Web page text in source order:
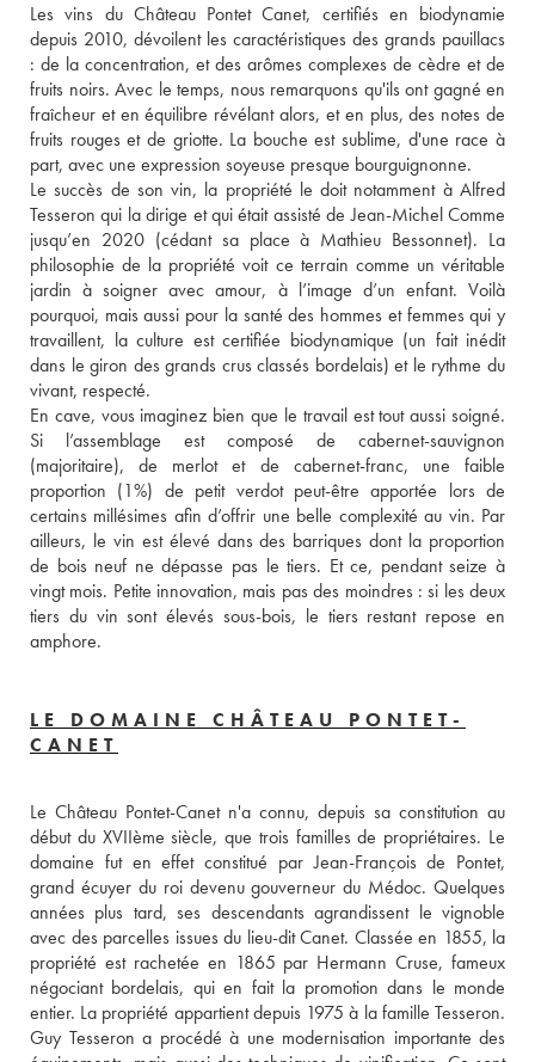
Les vins du Château Pontet Canet, certifiés en biodynamie
depuis 2010, dévoilent les caractéristiques des grands pauillacs
: de la concentration, et des arômes complexes de cèdre et de
fruits noirs. Avec le temps, nous remarquons qu'ils ont gagné en
fraîcheur et en équilibre révélant alors, et en plus, des notes de
fruits rouges et de griotte. La bouche est sublime, d'une race à
part, avec une expression soyeuse presque bourguignonne.
Le succès de son vin, la propriété le doit notamment à Alfred
Tesseron qui la dirige et qui était assisté de Jean-Michel Comme
jusqu’en 2020 (cédant sa place à Mathieu Bessonnet). La
philosophie de la propriété voit ce terrain comme un véritable
jardin à soigner avec amour, à l’image d’un enfant. Voilà
pourquoi, mais aussi pour la santé des hommes et femmes qui y
travaillent, la culture est certifiée biodynamique (un fait inédit
dans le giron des grands crus classés bordelais) et le rythme du
vivant, respecté.
En cave, vous imaginez bien que le travail est tout aussi soigné.
Si l’assemblage est composé de cabernet-sauvignon
(majoritaire), de merlot et de cabernet-franc, une faible
proportion (1%) de petit verdot peut-être apportée lors de
certains millésimes afin d’offrir une belle complexité au vin. Par
ailleurs, le vin est élevé dans des barriques dont la proportion
de bois neuf ne dépasse pas le tiers. Et ce, pendant seize à
vingt mois. Petite innovation, mais pas des moindres : si les deux
tiers du vin sont élevés sous-bois, le tiers restant repose en
amphore.
LE DOMAINE CHÂTEAU PONTET-
CANET
Le Château Pontet-Canet n'a connu, depuis sa constitution au
début du XVIIème siècle, que trois familles de propriétaires. Le
domaine fut en effet constitué par Jean-François de Pontet,
grand écuyer du roi devenu gouverneur du Médoc. Quelques
années plus tard, ses descendants agrandissent le vignoble
avec des parcelles issues du lieu-dit Canet. Classée en 1855, la
propriété est rachetée en 1865 par Hermann Cruse, fameux
négociant bordelais, qui en fait la promotion dans le monde
entier. La propriété appartient depuis 1975 à la famille Tesseron.
Guy Tesseron a procédé à une modernisation importante des